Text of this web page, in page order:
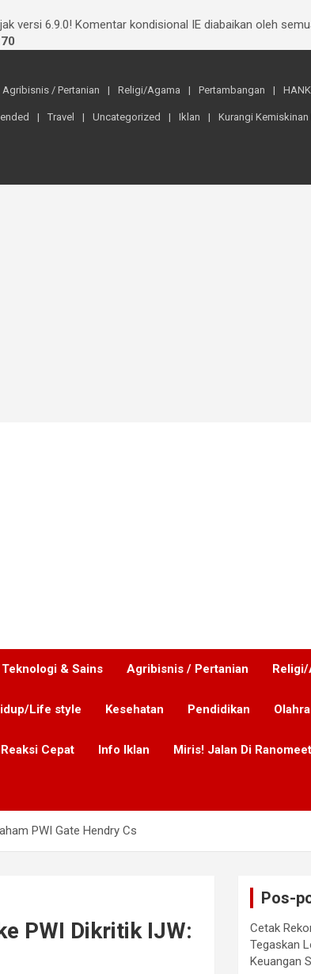
versi 6.9.0! Komentar kondisional IE diabaikan oleh
Agribisnis / Pertanian Religi/Agama Pertambangan
Travel Uncategorized Iklan Kurangi Kemiskinan
Teknologi & Sains Agribisnis / Pertanian Religi/
Life style Kesehatan Pendidikan
Cepat Info Iklan Miris! Jalan Di
PWI Gate Hendry Cs
PWI Dikritik IJW:
Pos-
Cetak
Tegaskan
Keuangan